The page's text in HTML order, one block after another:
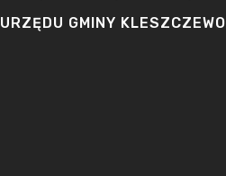
URZĘDU GMINY KLESZCZEWO